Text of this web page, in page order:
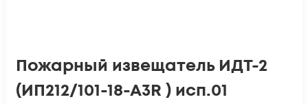
Пожарный извещатель ИДТ-2
(ИП212/101-18-А3R ) исп.01